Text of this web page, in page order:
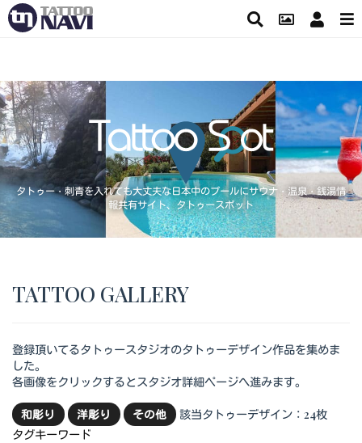
タトゥー・刺青を入れても大丈夫な日本中のプールにサウナ・温泉・銭湯情
報共有サイト、タトゥースポット
TATTOO GALLERY
登録頂いてるタトゥースタジオのタトゥーデザイン作品を集めま
した。
各画像をクリックするとスタジオ詳細ページへ進みます。
和彫り 洋彫り その他
該当タトゥーデザイン：24枚
タグキーワード